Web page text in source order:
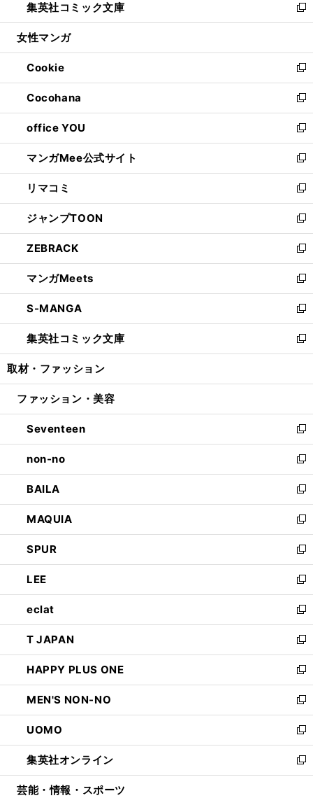
く
で
開
ド
ウ
開
く
ィ
ン
ウ
で
開
く
い
ウ
ン
ド
ウ
で
開
く
集英社コミック文庫
新
し
ウ
ィ
ン
ド
ウ
で
開
く
女性マンガ
Cookie
新
し
い
ウ
ィ
ン
ド
ウ
で
開
く
Cocohana
新
し
い
ウ
ィ
ン
ド
ウ
で
開
く
office YOU
新
し
い
ウ
ィ
ン
ド
ウ
で
開
く
マンガMee公式サイト
新
し
い
ウ
ィ
ン
ド
ウ
で
開
く
リマコミ
新
し
い
ウ
ィ
ン
ド
ウ
で
開
く
ジャンプTOON
新
し
い
ウ
ィ
ン
ド
ウ
で
開
ZEBRACK
新
し
い
ウ
ィ
ン
ド
ウ
開
マンガMeets
新
し
い
ウ
ィ
ン
ウ
開
く
S-MANGA
新
し
い
ウ
ン
ウ
で
開
く
集英社コミック文庫
新
し
ウ
ン
ド
ウ
で
開
く
取材・ファッション
ファッション・美容
Seventeen
新
し
い
ウ
ィ
ン
ド
ウ
で
開
く
non-no
新
し
い
ウ
ィ
ン
ド
ウ
で
開
く
BAILA
新
し
い
ウ
ィ
ン
ド
ウ
で
開
く
MAQUIA
新
し
い
ウ
ィ
ン
ド
ウ
で
開
く
SPUR
新
し
い
ウ
ィ
ン
ド
ウ
で
開
く
LEE
新
し
い
ウ
ィ
ン
ド
ウ
で
開
く
eclat
新
し
い
ウ
ィ
ン
ド
ウ
で
開
く
T JAPAN
新
し
い
ウ
ィ
ン
ド
ウ
で
開
HAPPY PLUS ONE
新
し
い
ウ
ィ
ン
ド
ウ
MEN'S NON-NO
新
し
い
ウ
ィ
ン
UOMO
新
し
い
ウ
集英社オンライン
新
し
芸能・情報・スポーツ